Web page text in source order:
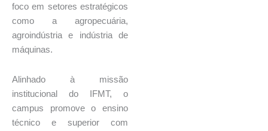
foco em setores estratégicos
como a agropecuária,
agroindústria e indústria de
máquinas.
Alinhado à missão
institucional do IFMT, o
campus promove o ensino
técnico e superior com